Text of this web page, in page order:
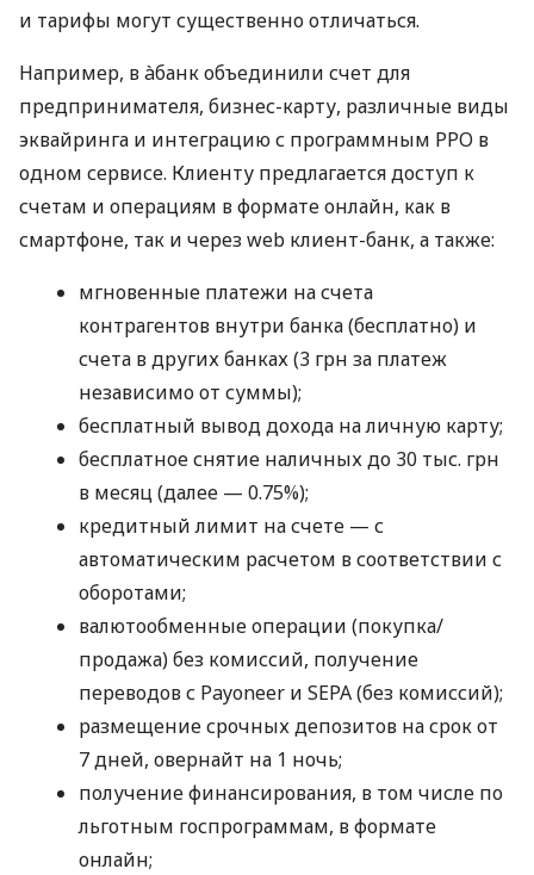
и тарифы могут существенно отличаться.
Например, в àбанк объединили счет для
предпринимателя, бизнес-карту, различные виды
эквайринга и интеграцию с программным РРО в
одном сервисе. Клиенту предлагается доступ к
счетам и операциям в формате онлайн, как в
смартфоне, так и через web клиент-банк, а также:
мгновенные платежи на счета
контрагентов внутри банка (бесплатно) и
счета в других банках (3 грн за платеж
независимо от суммы);
бесплатный вывод дохода на личную карту;
бесплатное снятие наличных до 30 тыс. грн
в месяц (далее — 0.75%);
кредитный лимит на счете — с
автоматическим расчетом в соответствии с
оборотами;
валютообменные операции (покупка/
продажа) без комиссий, получение
переводов с Payoneer и SEPA (без комиссий);
размещение срочных депозитов на срок от
7 дней, овернайт на 1 ночь;
получение финансирования, в том числе по
льготным госпрограммам, в формате
онлайн;